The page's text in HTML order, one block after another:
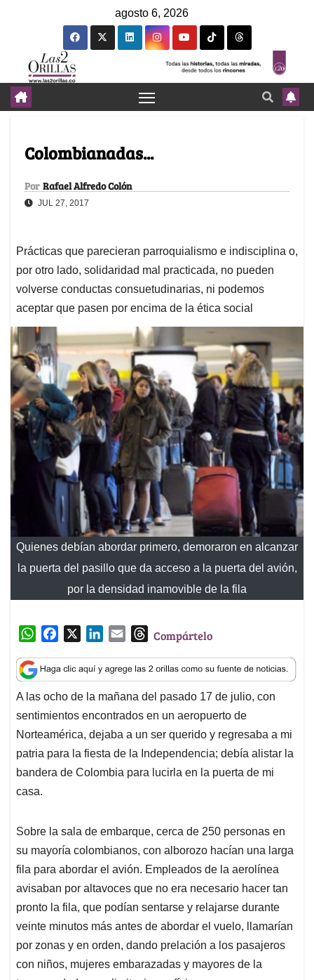
agosto 6, 2026
Colombianadas...
Por Rafael Alfredo Colón
JUL 27, 2017
Prácticas que parecieran parroquialismo e indisciplina o,
por otro lado, solidaridad mal practicada, no pueden
volverse conductas consuetudinarias, ni podemos
aceptar que pasen por encima de la ética social
Quienes debían abordar primero, demoraron en alcanzar
la puerta del pasillo que da acceso a la puerta del avión,
por la densidad inamovible de la fila
W
a
t
s
A
p
p
c
e
b
o
o
k
n
k
e
d
I
n
a
i
l
T
r
e
a
d
s
Compártelo
A las ocho de la mañana del pasado 17 de julio, con
sentimientos encontrados en un aeropuerto de
Norteamérica, dejaba a un ser querido y regresaba a mi
patria para la fiesta de la Independencia; debía alistar la
bandera de Colombia para lucirla en la puerta de mi
casa.
Sobre la sala de embarque, cerca de 250 personas en
su mayoría colombianos, con alborozo hacían una larga
fila para abordar el avión. Empleados de la aerolínea
avisaban por altavoces que no era necesario hacer tan
pronto la fila, que podían sentarse y relajarse durante
veinte minutos más antes de abordar el vuelo, llamarían
por zonas y en orden, dando prelación a los pasajeros
con niños, mujeres embarazadas y mayores de la